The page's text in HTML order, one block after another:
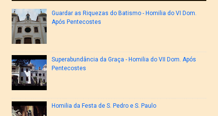
Guardar as Riquezas do Batismo - Homilia do VI Dom.
Após Pentecostes
Superabundância da Graça - Homilia do VII Dom. Após
Pentecostes
Homilia da Festa de S. Pedro e S. Paulo